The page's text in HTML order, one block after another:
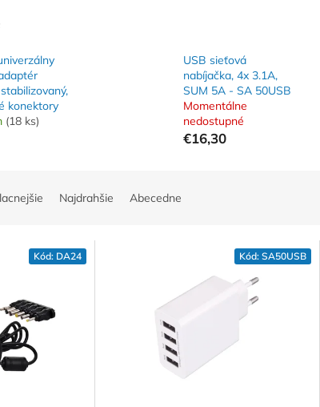
konektory
(18 ks)
USB sieťová
nabíjačka, 4x 3.1A,
SUM 5A - SA 50USB
Momentálne
nedostupné
€16,30
Najdrahšie Abecedne
Kód: DA24 Kód: SA50USB